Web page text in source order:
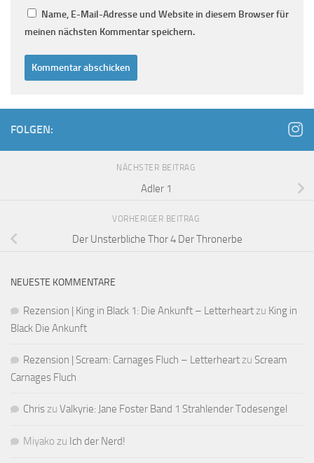
Name, E-Mail-Adresse und Website in diesem Browser für
meinen nächsten Kommentar speichern.
FOLGEN:
NÄCHSTER BEITRAG
Adler 1
VORHERIGER BEITRAG
Der Unsterbliche Thor 4 Der Thronerbe
NEUESTE KOMMENTARE
Rezension | King in Black 1: Die Ankunft – Letterheartzu King in
Black Die Ankunft
Rezension | Scream: Carnages Fluch – Letterheartzu Scream
Carnages Fluch
Chriszu Valkyrie: Jane Foster Band 1 Strahlender Todesengel
Miyako zu Ich der Nerd!